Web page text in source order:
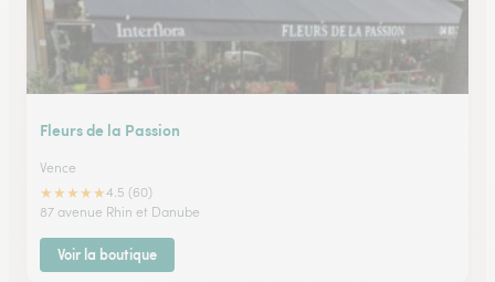
Fleurs de la Passion
Vence
★★★★★4.5 (60)
87 avenue Rhin et Danube
Voir la boutique